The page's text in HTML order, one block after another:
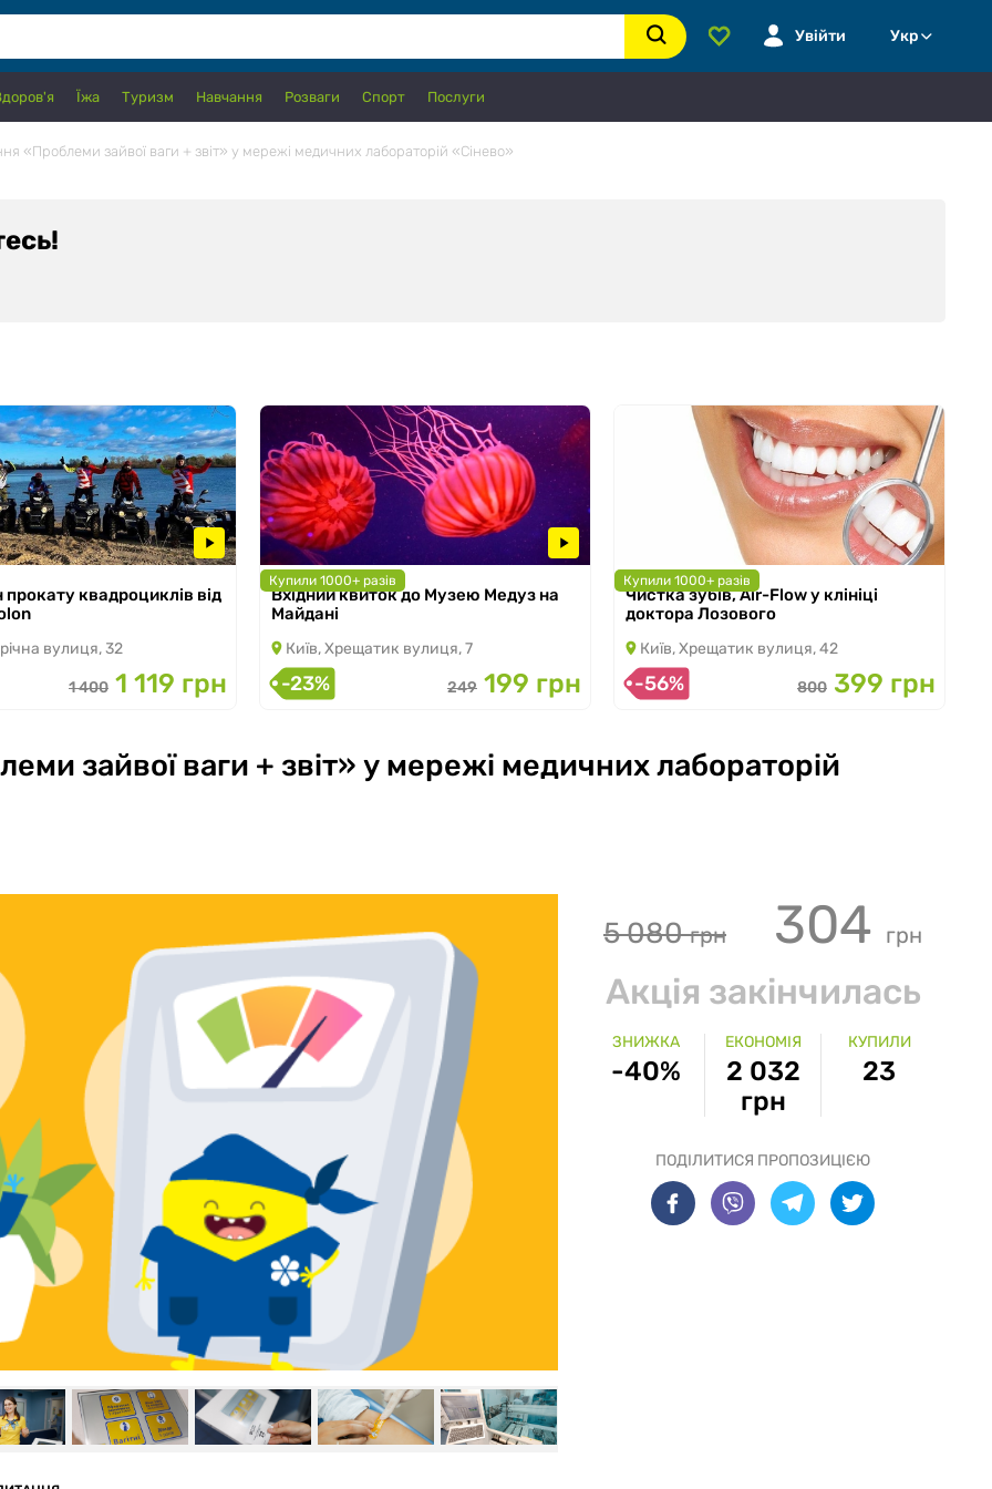
Увійти Укр
Їжа Туризм Навчання Розваги Спорт Послуги
«Проблеми зайвої ваги + звіт» у мережі медичних лабораторій «Сінево»
30.09.2026
прокату квадроциклів від
вулиця, 32
1 400 1 119 грн
Купили 1000+ разів
з 07.03.2026 по 31.08.2026
Вхідний квиток до Музею Медуз на
Майдані
Київ, Хрещатик вулиця, 7
-23% 249 199 грн
Купили 1000+ разів
з 08.10.2025 по 31.10.2026
Чистка зубів, Air-Flow у клініці
доктора Лозового
Київ, Хрещатик вулиця, 42
-56% 800 399 грн
зайвої ваги + звіт» у мережі медичних лабораторій
5 080грн 304 грн
Акція закінчилась
ЗНИЖКА
-40%
ЕКОНОМІЯ
2 032
грн
КУПИЛИ
23
ПОДІЛИТИСЯ ПРОПОЗИЦІЄЮ